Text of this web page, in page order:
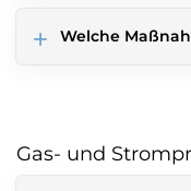
Welche
Gas- und